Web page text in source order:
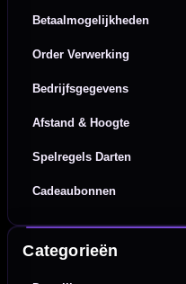
Betaalmogelijkheden
Order Verwerking
Bedrijfsgegevens
Afstand & Hoogte
Spelregels Darten
Cadeaubonnen
Categorieën